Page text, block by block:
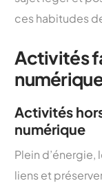
ces habitudes
Activités
Activités
numérique
Plein
liens et